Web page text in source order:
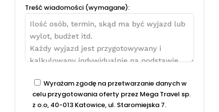
Treść wiadomości (wymagane):
Wyrażam zgodę na przetwarzanie danych w
celu przygotowania oferty przez Mega Travel sp.
z o.o, 40-013 Katowice, ul. Staromiejska 7.